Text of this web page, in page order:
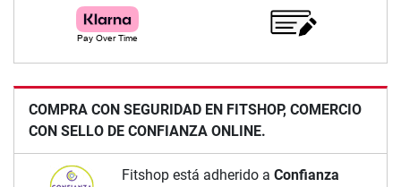
COMPRA CON SEGURIDAD EN FITSHOP, COMERCIO
CON SELLO DE CONFIANZA ONLINE.
Fitshop está adherido a Confianza